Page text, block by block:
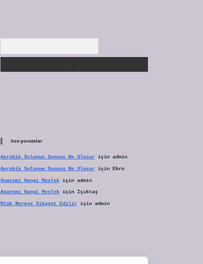
Son yorumlar
Aerobik Solunum Sonucu Ne Oluşuriçin admin
Aerobik Solunum Sonucu Ne Oluşuriçin Ebru
Anatomi Hangi Meslekiçin admin
Anatomi Hangi Meslekiçin Işıktaş
Rtük Nereye Şikayet Ediliriçin admin